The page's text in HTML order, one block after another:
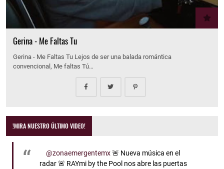
Gerina - Me Faltas Tu
Gerina - Me Faltas Tu Lejos de ser una balada romántica
convencional, Me faltas Tú…
!MIRA NUESTRO ÚLTIMO VIDEO!
@zonaemergentemx🚨 Nueva música en el
radar 🚨 RAYmi by the Pool nos abre las puertas